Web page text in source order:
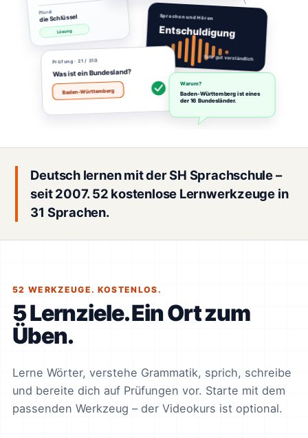
Plural
die Schlüssel
Lösung
Sprechen und Hören
Entschuldigung
Sehr gut verständlich
Prüfung · 21 / 310
Was ist ein Bundesland?
Baden-Württemberg
Warum?
Baden-Württemberg ist eines
der 16 Bundesländer.
Deutsch lernen mit der SH Sprachschule –
seit 2007. 52 kostenlose Lernwerkzeuge in
31 Sprachen.
52 WERKZEUGE. KOSTENLOS.
5 Lernziele. Ein Ort zum
Üben.
Lerne Wörter, verstehe Grammatik, sprich, schreibe
und bereite dich auf Prüfungen vor. Starte mit dem
passenden Werkzeug – der Videokurs ist optional.